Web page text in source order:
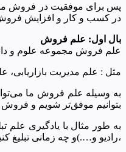
پس برای موفقیت در فروش ما
در کسب و کار و افزایش
بال اول: علم فروش
علم فروش مجموعه علوم و
مثل : علم مدیریت بازاریابی،
به وسیله علم فروش ما
بتوانیم موفق‌تر شویم و فروش
به طور مثال با یادگیری علم
،رادیو و….)و چه زمانی تبلیغ